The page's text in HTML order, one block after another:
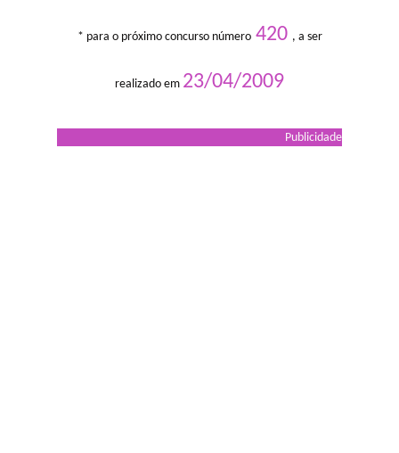
* para o próximo concurso número420 , a ser
realizado em 23/04/2009
Publicidade